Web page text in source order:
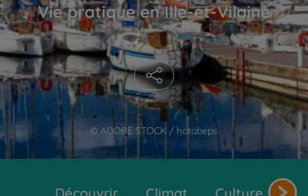
© ADOBE STOCK / hotobeps
Vie pratique en Ille-et-Vilaine